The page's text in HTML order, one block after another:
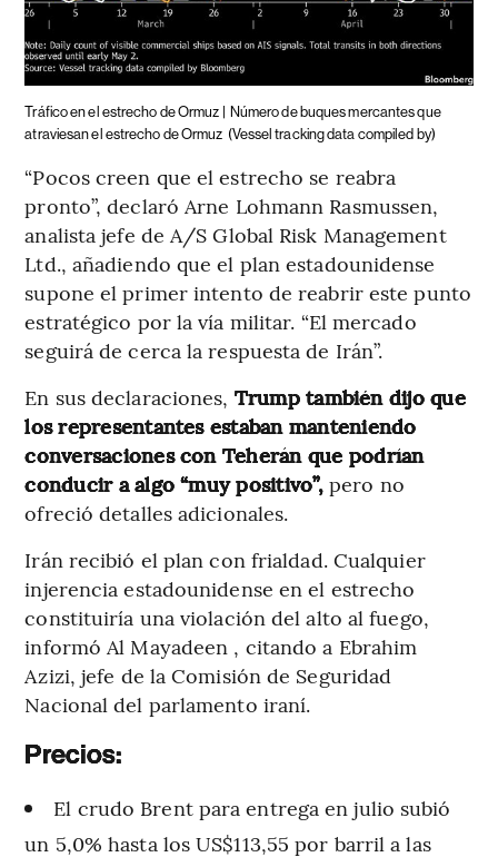
Tráfico en el estrecho de Ormuz |
Número de buques mercantes que
atraviesan el estrecho de Ormuz (Vessel tracking data compiled by)
“Pocos creen que el estrecho se reabra
pronto”, declaró Arne Lohmann Rasmussen,
analista jefe de A/S Global Risk Management
Ltd., añadiendo que el plan estadounidense
supone el primer intento de reabrir este punto
estratégico por la vía militar. “El mercado
seguirá de cerca la respuesta de Irán”.
En sus declaraciones, Trump también dijo que
los representantes estaban manteniendo
conversaciones con Teherán que podrían
conducir a algo “muy positivo”,pero no
ofreció detalles adicionales.
Irán recibió el plan con frialdad. Cualquier
injerencia estadounidense en el estrecho
constituiría una violación del alto al fuego,
informó Al Mayadeen , citando a Ebrahim
Azizi, jefe de la Comisión de Seguridad
Nacional del parlamento iraní.
Precios:
El crudo Brent para entrega en julio subió
un 5,0% hasta los US$113,55 por barril a las